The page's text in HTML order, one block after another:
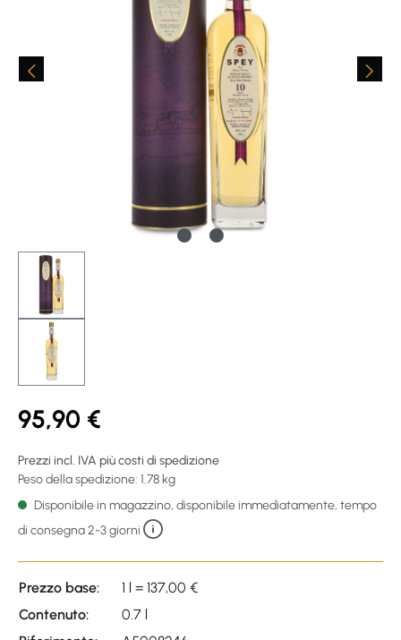
95,90 €
Prezzi incl. IVA più costi di spedizione
Peso della spedizione: 1.78 kg
Disponibile in magazzino, disponibile immediatamente, tempo
di consegna 2-3 giorni
Prezzo base:
1 l = 137,00 €
Contenuto:
0.7 l